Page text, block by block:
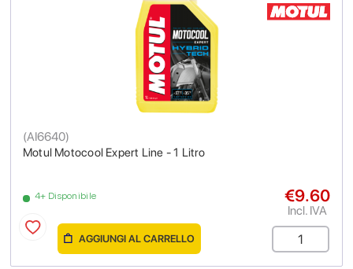
Motul Motocool Expert Line - 1 Litro
(AI6640)
4+ Disponibile €9.60
Incl. IVA
AGGIUNGI AL CARRELLO